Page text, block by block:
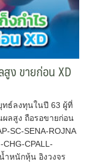
สูง ขายก่อน XD
ทธ์ลงทุนในปี 63 ผู้ที่
ผลสูง ถือรอขายก่อน
SC-SENA-ROJNA
CPALL-
ำหนักหุ้น อิงวงจร